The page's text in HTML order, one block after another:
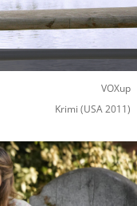
VOXup
Krimi (USA 2011)